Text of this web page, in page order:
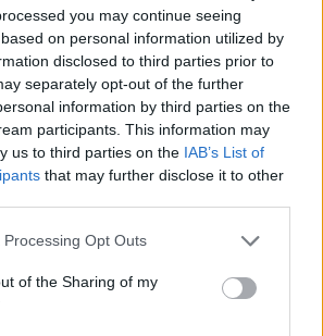
you may continue seeing
on personal information utilized by
disclosed to third parties prior to
separately opt-out of the further
information by third parties on the
participants. This information may
us to third parties on the IAB’s List of
that may further disclose it to other
Opt Outs
of the Sharing of my
τον γάμο της
ΣΉΜΕΡΑ
Η Jamie Lee Komoroski, με αλκοόλ
τριπλάσιο του νόμιμου ορίου, έπεσε
πάνω στο golf cart των νεόνυμφων στο
Folly Beach - τώρα νέο υλικό από το
αστυνομικό τμήμα αποκαλύπτει τη
συμπεριφορά της λίγο μετά τη μοιραία
σύγκρουση
Τροχαίο στις Σέρρες: «Έχασα τη
γυναίκα και το παιδί μου, τα
πατέρα